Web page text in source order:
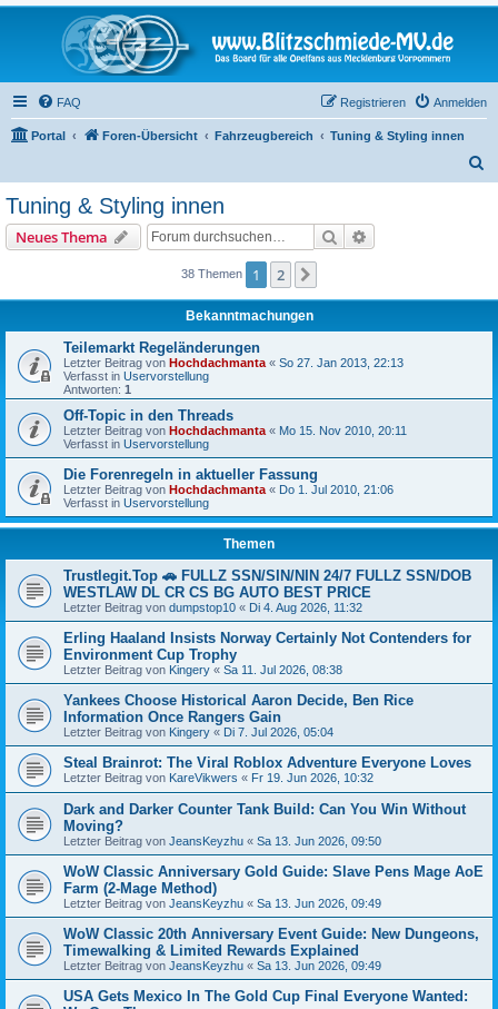
FAQ Anmelden
Registrieren
Portal Foren-Übersicht Fahrzeugbereich
Tuning & Styling innen
Tuning & Styling innen
Neues Thema Suche
38 Themen 1 2
Bekanntmachungen
Teilemarkt Regeländerungen
Letzter Beitrag von Hochdachmanta « So 27. Jan 2013, 22:13
Verfasst in Uservorstellung
Antworten: 1
Off-Topic in den Threads
Letzter Beitrag von Hochdachmanta « Mo 15. Nov 2010, 20:11
Verfasst in Uservorstellung
Die Forenregeln in aktueller Fassung
Letzter Beitrag von Hochdachmanta « Do 1. Jul 2010, 21:06
Verfasst in Uservorstellung
Themen
Trustlegit.Top 🚗 FULLZ SSN/SIN/NIN 24/7 FULLZ SSN/DOB
WESTLAW DL CR CS BG AUTO BEST PRICE
Letzter Beitrag von dumpstop10 « Di 4. Aug 2026, 11:32
Erling Haaland Insists Norway Certainly Not Contenders for
Environment Cup Trophy
Letzter Beitrag von Kingery « Sa 11. Jul 2026, 08:38
Yankees Choose Historical Aaron Decide, Ben Rice
Information Once Rangers Gain
Letzter Beitrag von Kingery « Di 7. Jul 2026, 05:04
Steal Brainrot: The Viral Roblox Adventure Everyone Loves
Letzter Beitrag von KareVikwers « Fr 19. Jun 2026, 10:32
Dark and Darker Counter Tank Build: Can You Win Without
Moving?
Letzter Beitrag von JeansKeyzhu « Sa 13. Jun 2026, 09:50
WoW Classic Anniversary Gold Guide: Slave Pens Mage AoE
Farm (2-Mage Method)
Letzter Beitrag von JeansKeyzhu « Sa 13. Jun 2026, 09:49
WoW Classic 20th Anniversary Event Guide: New Dungeons,
Timewalking & Limited Rewards Explained
Letzter Beitrag von JeansKeyzhu « Sa 13. Jun 2026, 09:49
USA Gets Mexico In The Gold Cup Final Everyone Wanted: